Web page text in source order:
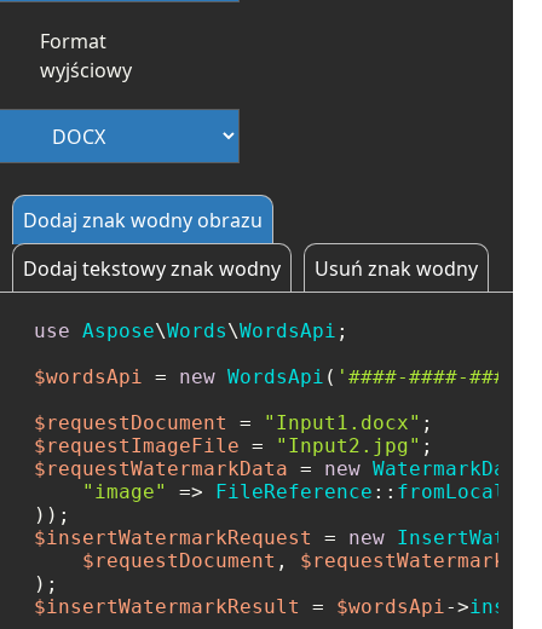
Format
wyjściowy
Dodaj znak wodny obrazu
Dodaj tekstowy znak wodny
Usuń znak wodny
use Aspose\Words\WordsApi ;
$wordsApi = new WordsApi ( '####-####-####-
$requestDocument
= "Input1.docx"
$requestImageFile = "Input2.jpg"
$requestWatermarkData = new
"image"
=> FileReference ::
$insertWatermarkRequest
= new
$requestDocument ,
$insertWatermarkResult
= $wordsApi->